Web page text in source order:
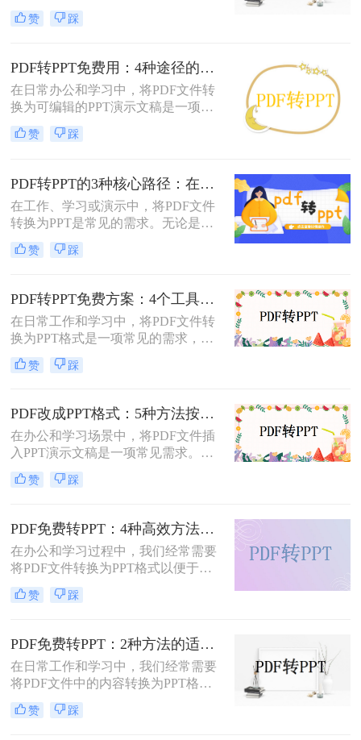
了方便展示、编辑还是进一步处理，
掌握几种高效的PDF转PPT方法都是
PPT呢？本文将详细介绍两种常见的
PDF转PPT方法，帮助用户轻松完成
文件格式转换。
赞 踩
PDF转PPT免费用：4种途径的转换精度和排版保留能力对比！
在日常办公和学习中，将PDF文件转
换为可编辑的PPT演示文稿是一项高
频需求。无论是需要修改过时的课
件、提取报告中的数据制作新方案，
速且免费地完成格式转换都能极大提
升工作效率。那么如何免费把pdf转成
PPT呢？
赞 踩
PDF转PPT的3种核心路径：在线、软件和PPT自带的适用范围！
在工作、学习或演示中，将PDF文件
转换为PPT是常见的需求。无论是整
合报告、课件，还是优化文档展示，
都需要一种高效且保留原格式的方
是几种常用方法的详细解析，帮助你
快速上手。
赞 踩
PDF转PPT免费方案：4个工具的文件限制和输出质量对比！
在日常工作和学习中，将PDF文件转
换为PPT格式是一项常见的需求，以
便更好地进行演示和分享。虽然市面
上有许多专业的转换软件和服务，但
费。那么pdf如何免费转换ppt呢？以
下将介绍四种免费将PDF转换为PPT
的方法，帮助用户轻松实现格式转
换。
赞 踩
PDF改成PPT格式：5种方法按页面复杂度选择！
在办公和学习场景中，将PDF文件插
入PPT演示文稿是一项常见需求。无
论是展示报告、图表，还是分享文档
内容，合理选择插入方法能显著提升
改成PPT呢？以下是五种常用方法的
详细说明，帮助您根据需求高效完成
文档整合。
赞 踩
PDF免费转PPT：4种高效方法的速度、精度和文件限制实测！
在办公和学习过程中，我们经常需要
将PDF文件转换为PPT格式以便于演
示或编辑。那么怎么免费把pdf转换成
ppt呢？本文将详细介绍几种免费的方
赞 踩
PDF免费转PPT：2种方法的适用场景和操作差异！
在日常工作和学习中，我们经常需要
将PDF文件中的内容转换为PPT格
式，以便于演示和分享。那么PDF如
何转化为PPT免费呢？以下是两种免
赞 踩